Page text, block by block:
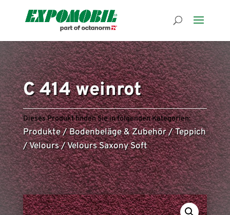
C 414 weinrot
Dieses Produkt finden Sie in folgenden Kategorien:
Produkte/Bodenbeläge & Zubehör/Teppich
/Velours/Velours Saxony Soft